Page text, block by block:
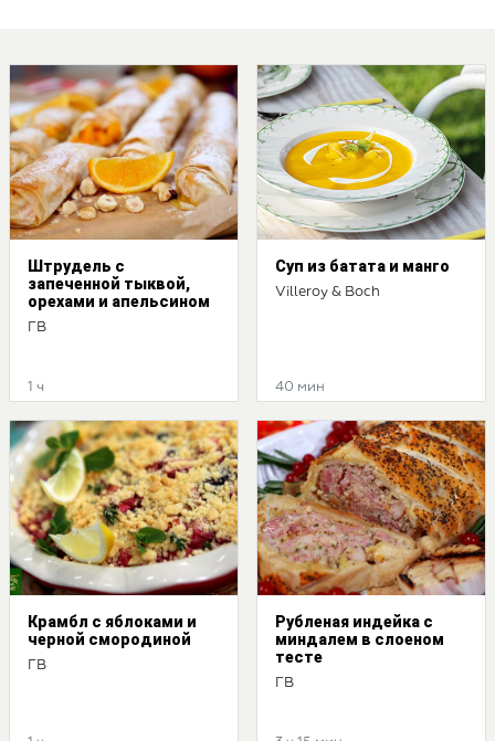
Штрудель с
запеченной тыквой,
орехами и апельсином
ГВ
1 ч
Суп из батата и манго
Villeroy & Boch
40 мин
Крамбл с яблоками и
черной смородиной
ГВ
Рубленая индейка с
миндалем в слоеном
тесте
ГВ